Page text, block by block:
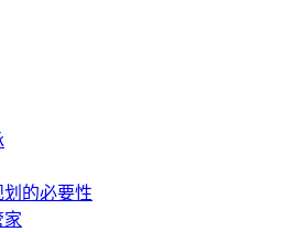
的必要性